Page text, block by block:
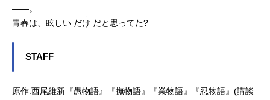
――。
青春は、眩しい だけ
・・
だと思ってた?
STAFF
原作:西尾維新『愚物語』『撫物語』『業物語』『忍物語』(講談